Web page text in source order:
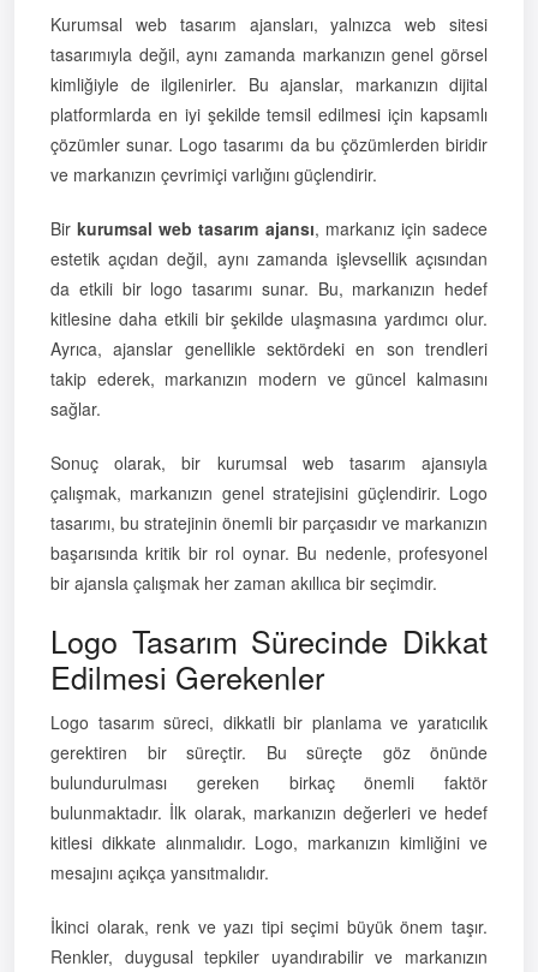
Kurumsal web tasarım ajansları, yalnızca web sitesi
tasarımıyla değil, aynı zamanda markanızın genel görsel
kimliğiyle de ilgilenirler. Bu ajanslar, markanızın dijital
platformlarda en iyi şekilde temsil edilmesi için kapsamlı
çözümler sunar. Logo tasarımı da bu çözümlerden biridir
ve markanızın çevrimiçi varlığını güçlendirir.
Birkurumsal web tasarım ajansı, markanız için sadece
estetik açıdan değil, aynı zamanda işlevsellik açısından
da etkili bir logo tasarımı sunar. Bu, markanızın hedef
kitlesine daha etkili bir şekilde ulaşmasına yardımcı olur.
Ayrıca, ajanslar genellikle sektördeki en son trendleri
takip ederek, markanızın modern ve güncel kalmasını
sağlar.
Sonuç olarak, bir kurumsal web tasarım ajansıyla
çalışmak, markanızın genel stratejisini güçlendirir. Logo
tasarımı, bu stratejinin önemli bir parçasıdır ve markanızın
başarısında kritik bir rol oynar. Bu nedenle, profesyonel
bir ajansla çalışmak her zaman akıllıca bir seçimdir.
Logo Tasarım Sürecinde Dikkat
Edilmesi Gerekenler
Logo tasarım süreci, dikkatli bir planlama ve yaratıcılık
gerektiren bir süreçtir. Bu süreçte göz önünde
bulundurulması gereken birkaç önemli faktör
bulunmaktadır. İlk olarak, markanızın değerleri ve hedef
kitlesi dikkate alınmalıdır. Logo, markanızın kimliğini ve
mesajını açıkça yansıtmalıdır.
İkinci olarak, renk ve yazı tipi seçimi büyük önem taşır.
Renkler, duygusal tepkiler uyandırabilir ve markanızın